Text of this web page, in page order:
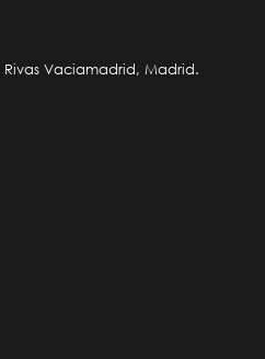
Rivas Vaciamadrid, Madrid.